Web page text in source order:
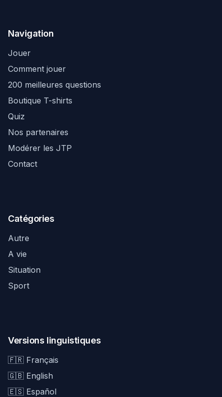
Navigation
Jouer
Comment jouer
200 meilleures questions
Boutique T-shirts
Quiz
Nos partenaires
Modérer les JTP
Contact
Catégories
Autre
A vie
Situation
Sport
Versions linguistiques
🇫🇷 Français
🇬🇧 English
🇪🇸 Español